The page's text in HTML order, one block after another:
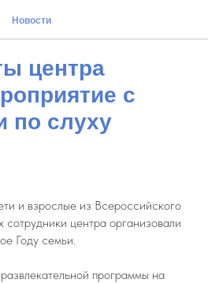
Новости
центра
с
по слуху
и взрослые из Всероссийского
сотрудники центра организовали
Году семьи.
программы на